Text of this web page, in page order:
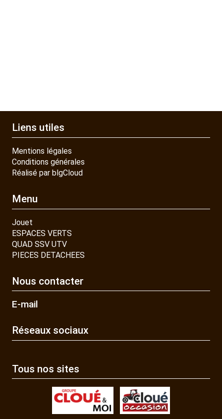
Liens utiles
Mentions légales
Conditions générales
Réalisé par blgCloud
Menu
Jouet
ESPACES VERTS
QUAD SSV UTV
PIECES DETACHEES
Nous contacter
E-mail
Réseaux sociaux
Tous nos sites